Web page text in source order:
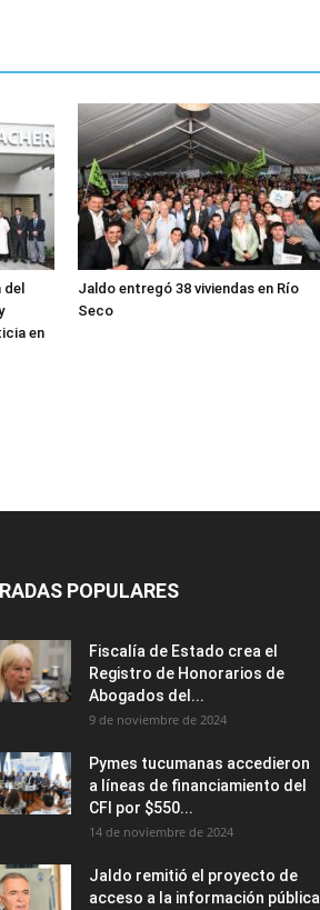
en
Jaldo entregó 38 viviendas en Río
Seco
POPULARES
Fiscalía de Estado crea el
Registro de Honorarios de
Abogados del...
9 de noviembre de 2024
Pymes tucumanas accedieron
a líneas de financiamiento del
CFI por $550...
14 de noviembre de 2024
Jaldo remitió el proyecto de
acceso a la información pública